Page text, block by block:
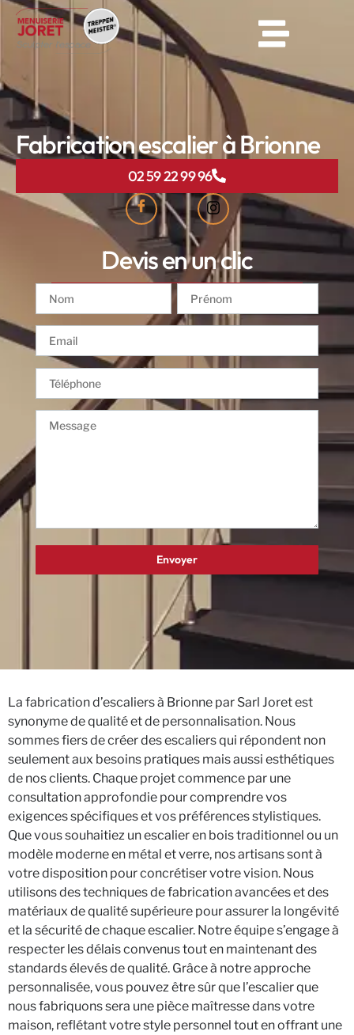
Fabrication escalier à Brionne
02 59 22 99 96
Devis en un clic
La fabrication d’escaliers à Brionne par Sarl Joret est
synonyme de qualité et de personnalisation. Nous
sommes fiers de créer des escaliers qui répondent non
seulement aux besoins pratiques mais aussi esthétiques
de nos clients. Chaque projet commence par une
consultation approfondie pour comprendre vos
exigences spécifiques et vos préférences stylistiques.
Que vous souhaitiez un escalier en bois traditionnel ou un
modèle moderne en métal et verre, nos artisans sont à
votre disposition pour concrétiser votre vision. Nous
utilisons des techniques de fabrication avancées et des
matériaux de qualité supérieure pour assurer la longévité
et la sécurité de chaque escalier. Notre équipe s’engage à
respecter les délais convenus tout en maintenant des
standards élevés de qualité. Grâce à notre approche
personnalisée, vous pouvez être sûr que l’escalier que
nous fabriquons sera une pièce maîtresse dans votre
maison, reflétant votre style personnel tout en offrant une